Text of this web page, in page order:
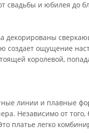
свадьбы и юбилея до
декорированы
создает ощущение
королевой,
линии и плавные
Независимо от
платье легко